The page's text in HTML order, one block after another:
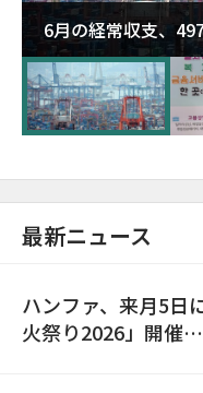
6月の経常収支、
が初の1000億ドル
最新ニュース
ハンファ、来月5日
火祭り2026」開催